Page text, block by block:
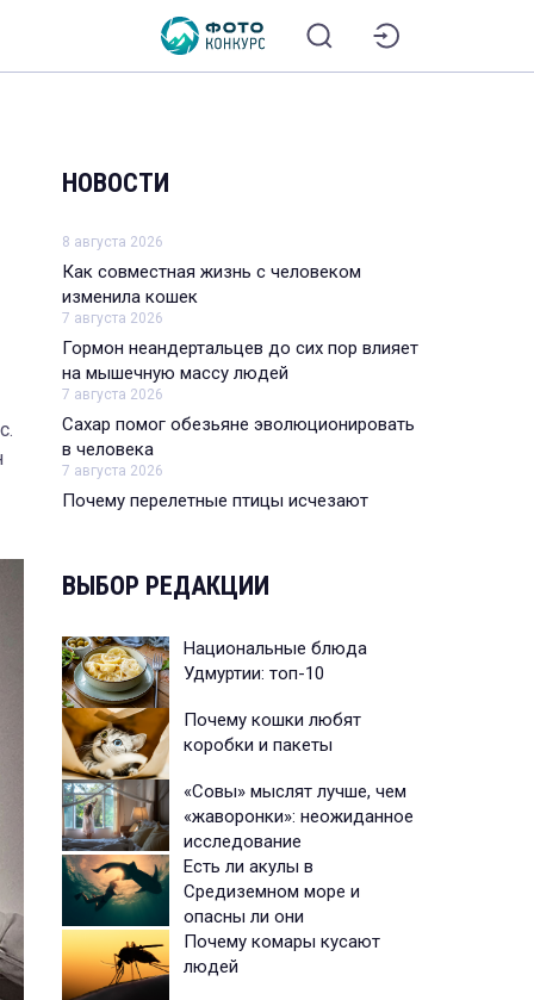
НОВОСТИ
8 августа 2026
Как совместная жизнь с человеком
изменила кошек
7 августа 2026
Гормон неандертальцев до сих пор влияет
на мышечную массу людей
7 августа 2026
Сахар помог обезьяне эволюционировать
в человека
7 августа 2026
Почему перелетные птицы исчезают
ВЫБОР РЕДАКЦИИ
Национальные блюда
Удмуртии: топ-10
Почему кошки любят
коробки и пакеты
«Совы» мыслят лучше, чем
«жаворонки»: неожиданное
исследование
Есть ли акулы в
Средиземном море и
опасны ли они
Почему комары кусают
людей